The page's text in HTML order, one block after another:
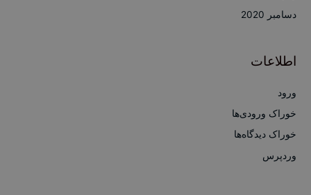
دسامبر 2020
اطلاعات
ورود
خوراک ورودی‌ها
خوراک دیدگاه‌ها
وردپرس